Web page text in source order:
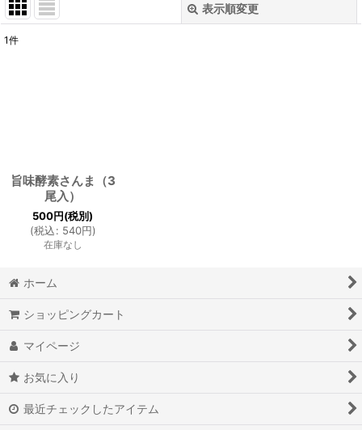
表示順変更
1件
旨味酵素さんま（3
尾入）
500円(税別)
(税込: 540円)
在庫なし
ホーム
ショッピングカート
マイページ
お気に入り
最近チェックしたアイテム